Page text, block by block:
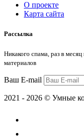
О проекте
Карта сайта
Рассылка
Никакого спама, раз в
материалов
Ваш E-mail
2021 - 2026 © Умные